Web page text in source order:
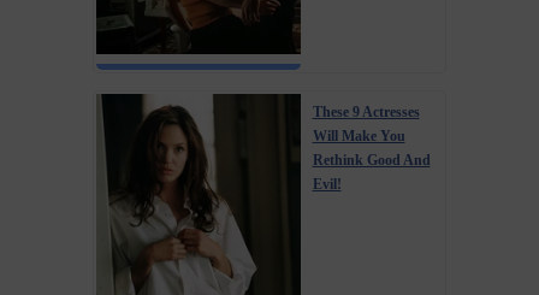
These 9 Actresses
Will Make You
Rethink Good And
Evil!